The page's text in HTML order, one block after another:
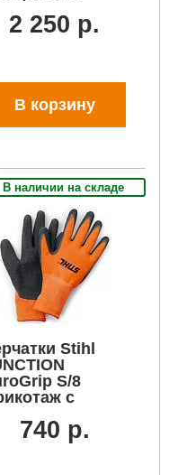
текстиль)
2 250 р.
В корзину
В наличии на складе
Stihl
S/8
с
740 р.